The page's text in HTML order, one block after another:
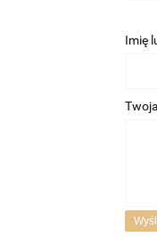
Imię